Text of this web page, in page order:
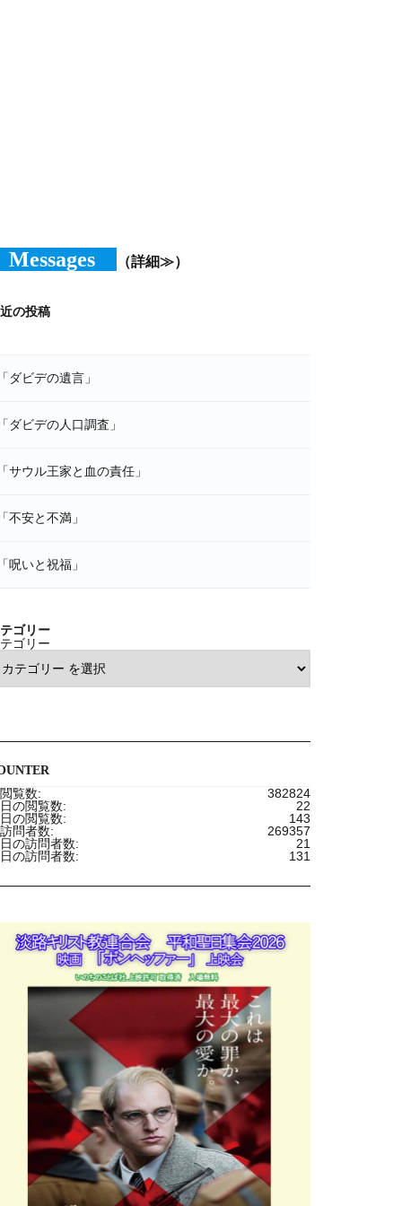
（詳細≫）
の投稿
ダビデの遺言」
ダビデの人口調査」
サウル王家と血の責任」
不安と不満」
呪いと祝福」
ゴリー
ゴリー
382824
覧数:
22
の閲覧数:
143
の閲覧数:
269357
問者数:
21
の訪問者数:
131
の訪問者数: